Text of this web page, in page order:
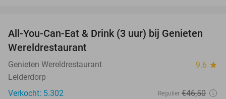
19%
All-You-Can-Eat & Drink (3 uur) bij Genieten
Wereldrestaurant
Genieten Wereldrestaurant 9.6 star
Leiderdorp
Verkocht: 5.302
Regulier €46,50